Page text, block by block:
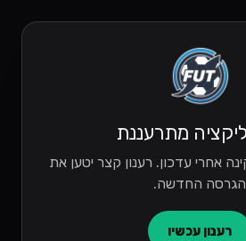
מתרעננת
אחרי עדכון. רענון קצר יטען את
הגרסה החדשה.
רענון עכשיו